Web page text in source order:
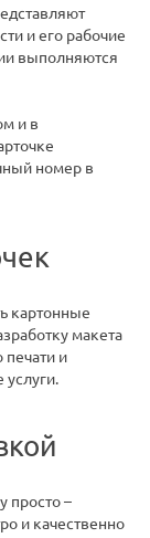
и его рабочие
выполняются
и в
номер в
картонные
макета
печати и
услуги.
просто –
и качественно